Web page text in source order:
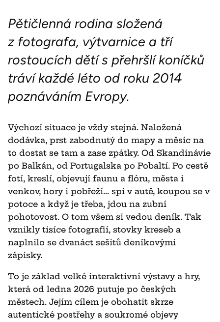
Pětičlenná rodina složená
z fotografa, výtvarnice a tří
rostoucích dětí s přehršlí koníčků
tráví každé léto od roku 2014
poznáváním Evropy.
Výchozí situace je vždy stejná. Naložená
dodávka, prst zabodnutý do mapy a měsíc na
to dostat se tam a zase zpátky. Od Skandinávie
po Balkán, od Portugalska po Pobaltí. Po cestě
fotí, kreslí, objevují faunu a flóru, města i
venkov, hory i pobřeží… spí v autě, koupou se v
potoce a když je třeba, jdou na zubní
pohotovost. O tom všem si vedou deník. Tak
vznikly tisíce fotografií, stovky kreseb a
naplnilo se dvanáct sešitů deníkovými
zápisky.
To je základ velké interaktivní výstavy a hry,
která od ledna 2026 putuje po českých
městech. Jejím cílem je obohatit skrze
autentické postřehy a soukromé objevy